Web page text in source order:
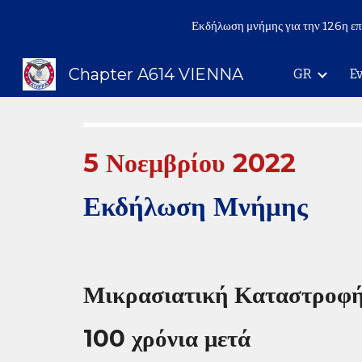
Εκδήλωση μνήμης για την 126η
Chapter A614 VIENNA GR
5 Νοεμβρίου 2022
Εκδήλωση Μνήμης
Μικρασιατική
100 χρόνια μετά